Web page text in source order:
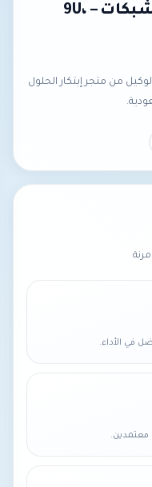
خزانة حائطية للخوادم والشبكات – 9U،
بضمان الوكيل من متجر إبتكار الحلول
في الأداء.
معتمدين.